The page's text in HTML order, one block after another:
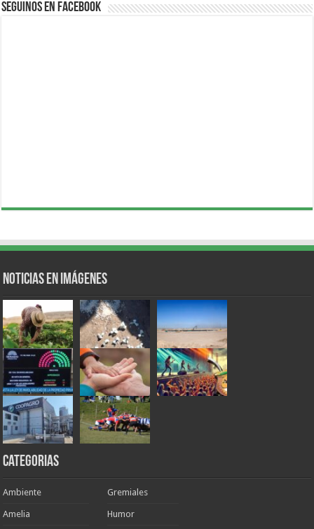
Seguinos en Facebook
Noticias en Imágenes
Categorias
Ambiente
Amelia
Gremiales
Humor